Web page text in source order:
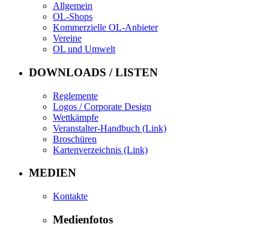
Allgemein
OL-Shops
Kommerzielle OL-Anbieter
Vereine
OL und Umwelt
DOWNLOADS / LISTEN
Reglemente
Logos / Corporate Design
Wettkämpfe
Veranstalter-Handbuch (Link)
Broschüren
Kartenverzeichnis (Link)
MEDIEN
Kontakte
Medienfotos